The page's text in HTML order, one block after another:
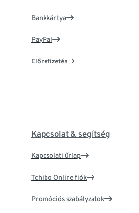
Bankkártya
PayPal
Előrefizetés
Kapcsolat & segítség
Kapcsolati űrlap
Tchibo Online fiók
Promóciós szabályzatok